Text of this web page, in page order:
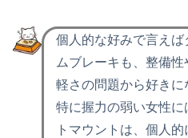
個人的な好みで言えば
ムブレーキも、整備
軽さの問題から好きに
特に握力の弱い女性に
トマウントは、個人